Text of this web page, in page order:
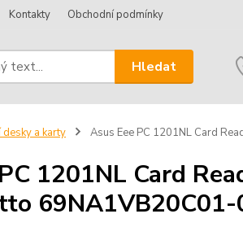
Kontakty Obchodní podmínky
Hledat
a karty Asus Eee PC 1201NL Card
1201NL Card
69NA1VB20C01-